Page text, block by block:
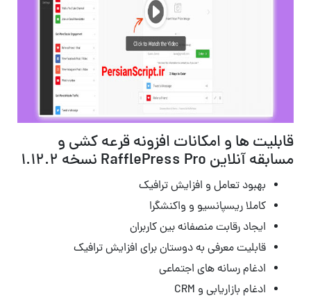
قابلیت ها و امکانات افزونه قرعه کشی و
مسابقه آنلاین RafflePress Pro نسخه 1.12.2
بهبود تعامل و افزایش ترافیک
کاملا ریسپانسیو و واکنشگرا
ایجاد رقابت منصفانه بین کاربران
قابلیت معرفی به دوستان برای افزایش ترافیک
ادغام رسانه های اجتماعی
ادغام بازاریابی و CRM